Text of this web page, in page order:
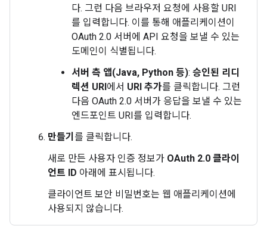
다. 그런 다음 브라우저 요청에 사용할 URI
를 입력합니다. 이를 통해 애플리케이션이
OAuth 2.0 서버에 API 요청을 보낼 수 있는
도메인이 식별됩니다.
서버 측 앱(Java, Python 등): 승인된 리디
렉션 URI에서 URI 추가를 클릭합니다. 그런
다음 OAuth 2.0 서버가 응답을 보낼 수 있는
엔드포인트 URI를 입력합니다.
만들기 를 클릭합니다.
새로 만든 사용자 인증 정보가 OAuth 2.0 클라이
언트 ID 아래에 표시됩니다.
클라이언트 보안 비밀번호는 웹 애플리케이션에
사용되지 않습니다.